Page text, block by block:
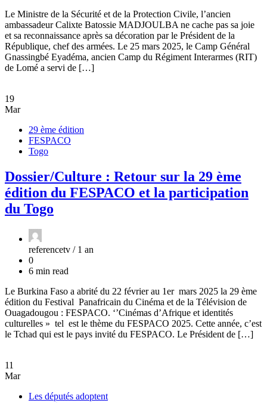
Le Ministre de la Sécurité et de la Protection Civile, l’ancien
ambassadeur Calixte Batossie MADJOULBA ne cache pas sa joie
et sa reconnaissance après sa décoration par le Président de la
République, chef des armées. Le 25 mars 2025, le Camp Général
Gnassingbé Eyadéma, ancien Camp du Régiment Interarmes (RIT)
de Lomé a servi de […]
19
Mar
29 ème édition
FESPACO
Togo
Dossier/Culture : Retour sur la 29 ème
édition du FESPACO et la participation
du Togo
referencetv / 1 an
0
6 min read
Le Burkina Faso a abrité du 22 février au 1er mars 2025 la 29 ème
édition du Festival Panafricain du Cinéma et de la Télévision de
Ouagadougou : FESPACO. ‘’Cinémas d’Afrique et identités
culturelles » tel est le thème du FESPACO 2025. Cette année, c’est
le Tchad qui est le pays invité du FESPACO. Le Président de […]
11
Mar
Les députés adoptent